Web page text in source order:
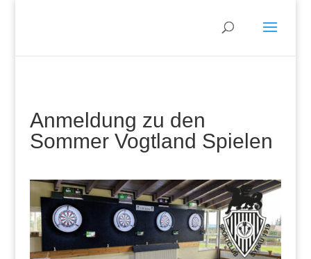
Anmeldung zu den
Sommer Vogtland Spielen